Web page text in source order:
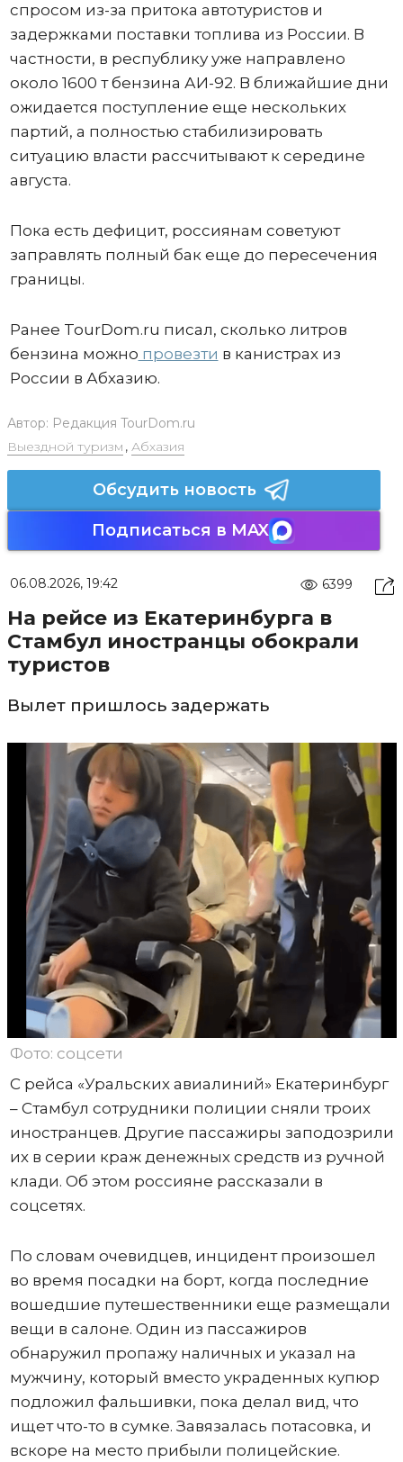
спросом из-за притока автотуристов и
задержками поставки топлива из России. В
частности, в республику уже направлено
около 1600 т бензина АИ-92. В ближайшие дни
ожидается поступление еще нескольких
партий, а полностью стабилизировать
ситуацию власти рассчитывают к середине
августа.
Пока есть дефицит, россиянам советуют
заправлять полный бак еще до пересечения
границы.
Ранее TourDom.ru писал, сколько литров
бензина можно провезти в канистрах из
России в Абхазию.
Автор: Редакция TourDom.ru
Выездной туризм , Абхазия
Обсудить новость
Подписаться в MAX
06.08.2026, 19:42 6399
На рейсе из Екатеринбурга в
Стамбул иностранцы обокрали
туристов
Вылет пришлось задержать
Фото: соцсети
С рейса «Уральских авиалиний» Екатеринбург
– Стамбул сотрудники полиции сняли троих
иностранцев. Другие пассажиры заподозрили
их в серии краж денежных средств из ручной
клади. Об этом россияне рассказали в
соцсетях.
По словам очевидцев, инцидент произошел
во время посадки на борт, когда последние
вошедшие путешественники еще размещали
вещи в салоне. Один из пассажиров
обнаружил пропажу наличных и указал на
мужчину, который вместо украденных купюр
подложил фальшивки, пока делал вид, что
ищет что-то в сумке. Завязалась потасовка, и
вскоре на место прибыли полицейские.